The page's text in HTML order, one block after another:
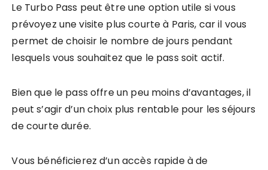
Le Turbo Pass peut être une option utile si vous
prévoyez une visite plus courte à Paris, car il vous
permet de choisir le nombre de jours pendant
lesquels vous souhaitez que le pass soit actif.
Bien que le pass offre un peu moins d’avantages, il
peut s’agir d’un choix plus rentable pour les séjours
de courte durée.
Vous bénéficierez d’un accès rapide à de